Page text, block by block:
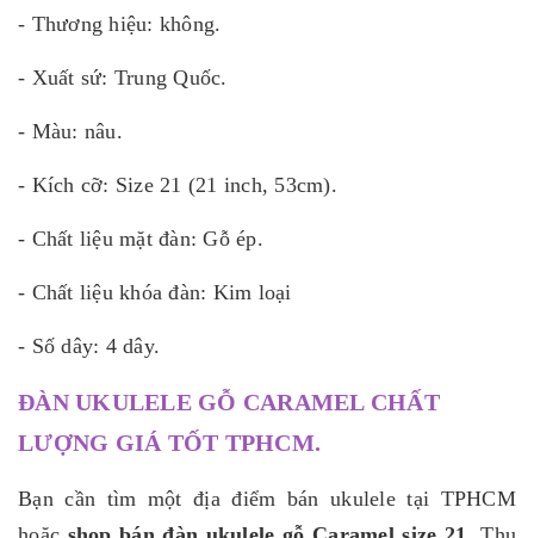
- Thương hiệu: không.
- Xuất sứ: Trung Quốc.
- Màu: nâu.
- Kích cỡ: Size 21 (21 inch, 53cm).
- Chất liệu mặt đàn: Gỗ ép.
- Chất liệu khóa đàn: Kim loại
- Số dây: 4 dây.
ĐÀN UKULELE GỖ CARAMEL CHẤT
LƯỢNG GIÁ TỐT TPHCM.
Bạn cần tìm một địa điểm bán ukulele tại TPHCM